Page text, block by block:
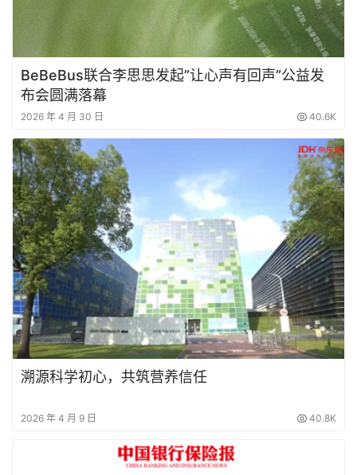
BeBeBus联合李思思发起”让心声有回声”公益发
布会圆满落幕
2026 年 4 月 30 日 40.6K
溯源科学初心，共筑营养信任
2026 年 4 月 9 日 40.8K